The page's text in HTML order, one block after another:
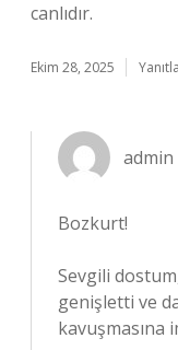
canlıdır.
Ekim 28, 2025 Yanıtla
admin
Bozkurt!
Sevgili dostum,
genişletti ve
kavuşmasına